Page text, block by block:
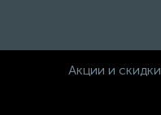
Акции и скидки